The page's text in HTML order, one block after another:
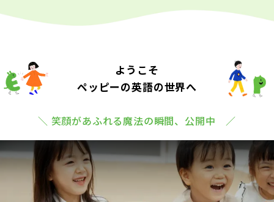
ようこそ
ペッピーの英語の世界へ
＼ 笑顔があふれる魔法の瞬間、公開中 ／